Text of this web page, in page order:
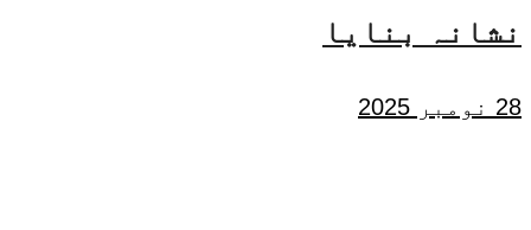
نشانہ بنایا
28 نومبر 2025